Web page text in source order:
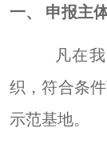
一、 申报主
凡在
织 ，符合条
示范基地。